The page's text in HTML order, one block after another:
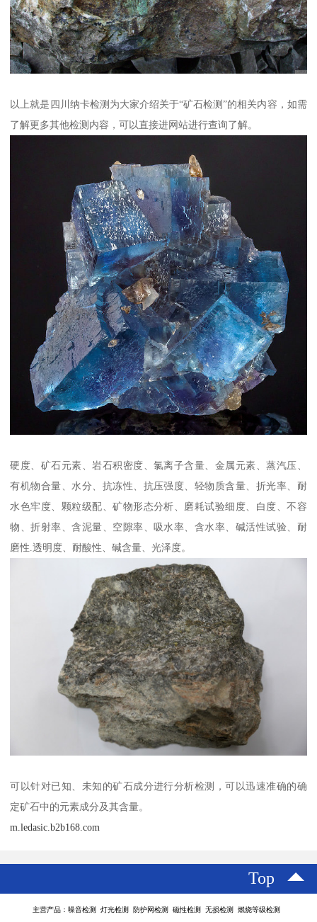
以上就是四川纳卡检测为大家介绍关于“矿石检测”的相关内容，如需
了解更多其他检测内容，可以直接进网站进行查询了解。
硬度、矿石元素、岩石积密度、氯离子含量、金属元素、蒸汽压、
有机物合量、水分、抗冻性、抗压强度、轻物质含量、折光率、耐
水色牢度、颗粒级配、矿物形态分析、磨耗试验细度、白度、不容
物、折射率、含泥量、空隙率、吸水率、含水率、碱活性试验、耐
磨性.透明度、耐酸性、碱含量、光泽度。
可以针对已知、未知的矿石成分进行分析检测，可以迅速准确的确
定矿石中的元素成分及其含量。
m.ledasic.b2b168.com
Top
主营产品：噪音检测 灯光检测 防护网检测 磁性检测 无损检测 燃烧等级检测